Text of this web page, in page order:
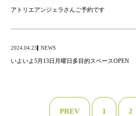
アトリエアンジェラさんご予約です
2024.04.23 NEWS
いよいよ5月13日月曜日多目的スペースOPEN
PREV 1 2